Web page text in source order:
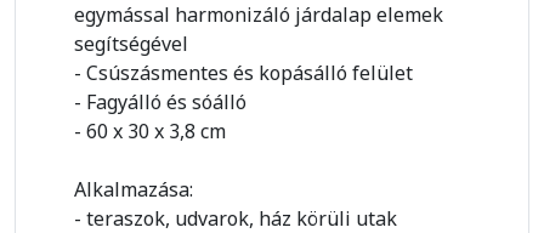
egymással harmonizáló járdalap elemek
segítségével
- Csúszásmentes és kopásálló felület
- Fagyálló és sóálló
- 60 x 30 x 3,8 cm
Alkalmazása:
- teraszok, udvarok, ház körüli utak